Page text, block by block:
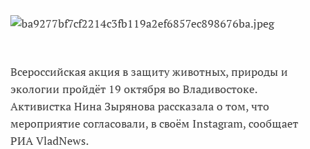
Всероссийская акция в защиту животных, природы и
экологии пройдёт 19 октября во Владивостоке.
Активистка Нина Зырянова рассказала о том, что
мероприятие согласовали, в своём Instagram, сообщает
РИА VladNews.